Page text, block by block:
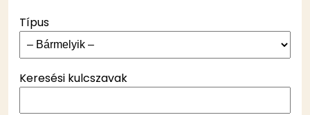
Típus
Keresési kulcszavak